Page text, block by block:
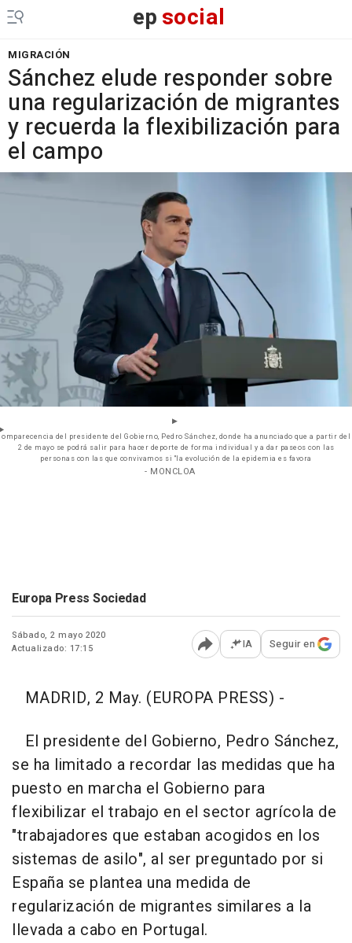
epsocial
MIGRACIÓN
Sánchez elude responder sobre
una regularización de migrantes
y recuerda la flexibilización para
el campo
omparecencia del presidente del Gobierno, Pedro Sánchez, donde ha anunciado que a partir del
2 de mayo se podrá salir para hacer deporte de forma individual y a dar paseos con las
personas con las que convivamos si "la evolución de la epidemia es favora
- MONCLOA
Europa Press Sociedad
Sábado, 2 mayo 2020
Actualizado: 17:15
Abrir opciones para
IA Seguir en
MADRID, 2 May. (EUROPA PRESS) -
El presidente del Gobierno, Pedro Sánchez,
se ha limitado a recordar las medidas que ha
puesto en marcha el Gobierno para
flexibilizar el trabajo en el sector agrícola de
"trabajadores que estaban acogidos en los
sistemas de asilo", al ser preguntado por si
España se plantea una medida de
regularización de migrantes similares a la
llevada a cabo en Portugal.